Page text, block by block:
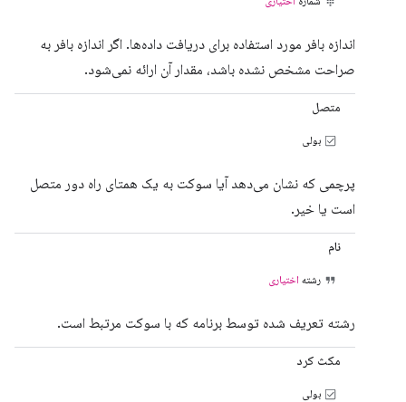
اندازه بافر مورد استفاده برای دریافت داده‌ها. اگر اندازه بافر به
صراحت مشخص نشده باشد، مقدار آن ارائه نمی‌شود.
متصل
بولی
پرچمی که نشان می‌دهد آیا سوکت به یک همتای راه دور متصل
است یا خیر.
نام
رشته اختیاری
رشته تعریف شده توسط برنامه که با سوکت مرتبط است.
مکث کرد
بولی